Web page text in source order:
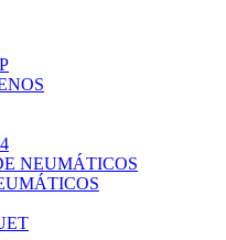
NEUMÁTICOS